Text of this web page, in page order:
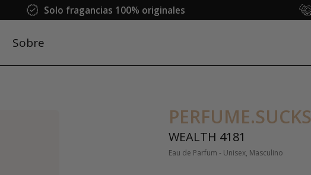
Solo fragancias 100% originales
Sobre
PERFUME.SUCKS
WEALTH 4181
Eau de Parfum - Unisex, Masculino